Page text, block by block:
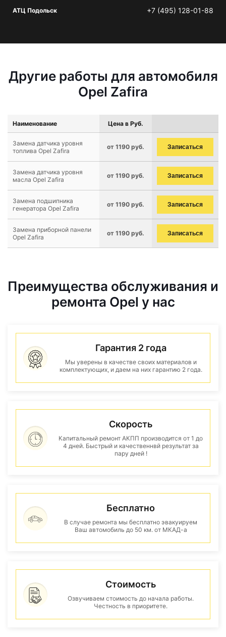
АТЦ Подольск +7 (495) 128-01-88
Другие работы для автомобиля
Opel Zafira
Наименование Цена в Руб.
Замена датчика уровня
топлива Opel Zafira
от 1190 руб. Записаться
Замена датчика уровня
масла Opel Zafira
от 1190 руб. Записаться
Замена подшипника
генератора Opel Zafira
от 1190 руб. Записаться
Замена приборной панели
Opel Zafira
от 1190 руб. Записаться
Преимущества обслуживания и
ремонта Opel у нас
Гарантия 2 года
Мы уверены в качестве своих материалов и
комплектующих, и даем на них гарантию 2 года.
Скорость
Капитальный ремонт АКПП производится от 1 до
4 дней. Быстрый и качественнвй результат за
пару дней !
Бесплатно
В случае ремонта мы бесплатно эвакуируем
Ваш автомобиль до 50 км. от МКАД-а
Стоимость
Озвучиваем стоимость до начала работы.
Честность в приоритете.